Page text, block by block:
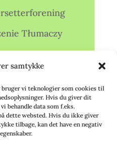
samtykke
bruger vi teknologier som cookies til
Hvis du giver dit
behandle data som f.eks.
dette websted. Hvis du ikke giver
tilbage, kan det have en negativ
Tłumaczy
(Ö.)
(ÖC)